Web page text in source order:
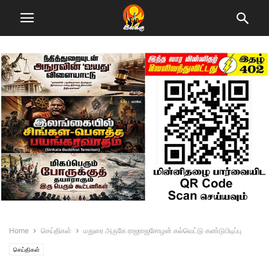
Home செய்திகள் மதுரை அருகே ராஜராஜசோழன் கல்வெட்டு கண்டுபிடிப்பு
செய்திகள்